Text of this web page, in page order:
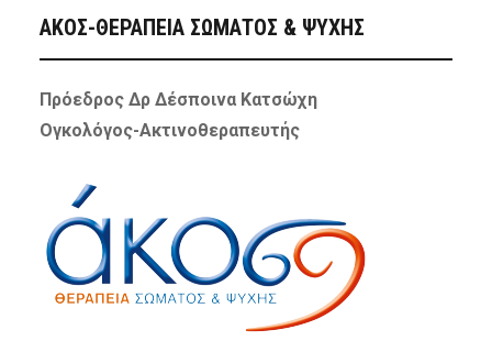
ΑΚΟΣ-ΘΕΡΑΠΕΙΑ ΣΩΜΑΤΟΣ & ΨΥΧΗΣ
Πρόεδρος Δρ Δέσποινα Κατσώχη
Ογκολόγος-Ακτινοθεραπευτής